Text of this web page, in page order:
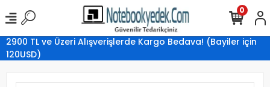
2900 TL ve Üzeri Alışverişlerde Kargo Bedava! (Bayiler için
120USD)
0